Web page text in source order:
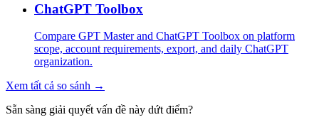
ChatGPT Toolbox
Compare GPT Master and ChatGPT Toolbox on platform
scope, account requirements, export, and daily ChatGPT
organization.
Xem tất cả so sánh →
Sẵn sàng giải quyết vấn đề này dứt điểm?